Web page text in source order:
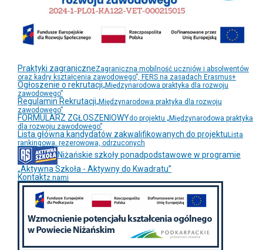
Praktyki zagraniczneZagraniczna mobilność uczniów i absolwentów
oraz kadry kształcenia zawodowego”, FERS na zasadach Erasmus+
Ogłoszenie o rekrutacji„Międzynarodowa praktyka dla rozwoju
zawodowego”
Regulamin Rekrutacji„Międzynarodowa praktyka dla rozwoju
zawodowego”
FORMULARZ ZGŁOSZENIOWYdo projektu „Międzynarodowa praktyka
dla rozwoju zawodowego”
Lista główna kandydatów zakwalifikowanych do projektu Lista
rankingowa, rezerowowa, odrzuconych
Niżańskie szkoły ponadpodstawowe w programie
„Aktywna Szkoła - Aktywny do Kwadratu”
Kontaktz nami